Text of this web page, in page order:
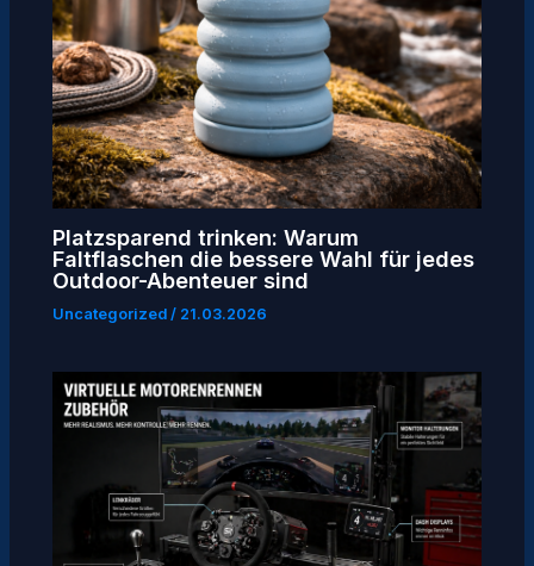
Platzsparend trinken: Warum
Faltflaschen die bessere Wahl für jedes
Outdoor-Abenteuer sind
Uncategorized / 21.03.2026